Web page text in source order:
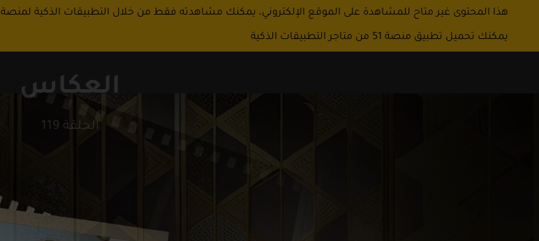
هذا المحتوى غير متاح للمشاهدة على الموقع الإلكتروني، يمكنك مشاهدته فقط من خلال التطبيقات الذكية لمنصة 51
يمكنك تحميل تطبيق منصة 51 من متاجر التطبيقات الذكية